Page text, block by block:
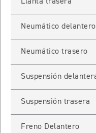
TIGER SPORT 660
Neumático delantero
Neumático trasero
Suspensión
Suspensión trasera
Freno Delantero